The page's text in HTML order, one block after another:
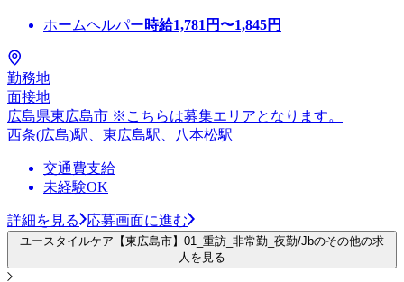
ホームヘルパー時給1,781 円〜1,845円
勤務地
面接地
広島県東広島市 ※こちらは募集エリアとなります。
西条(広島)駅、東広島駅、八本松駅
交通費支給
未経験OK
詳細を見る 応募画面に進む
ユースタイルケア【東広島市】01_重訪_非常勤_夜勤/Jbのその他の求
人を見る